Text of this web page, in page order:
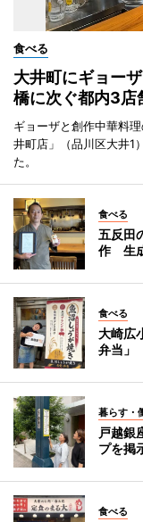
食べる
大井町にギョー
橋に次ぐ都内3店
ギョーザと創作中華料
井町店」（品川区大井1
た。
食べる
五反田
作 生
食べる
大崎広
弁当」
暮らす・
戸越銀
プを掲
食べる